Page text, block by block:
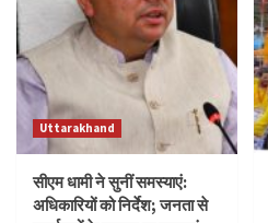
Uttarakhand
सीएम धामी ने सुनीं समस्याएं:
अधिकारियों को निर्देश; जनता से